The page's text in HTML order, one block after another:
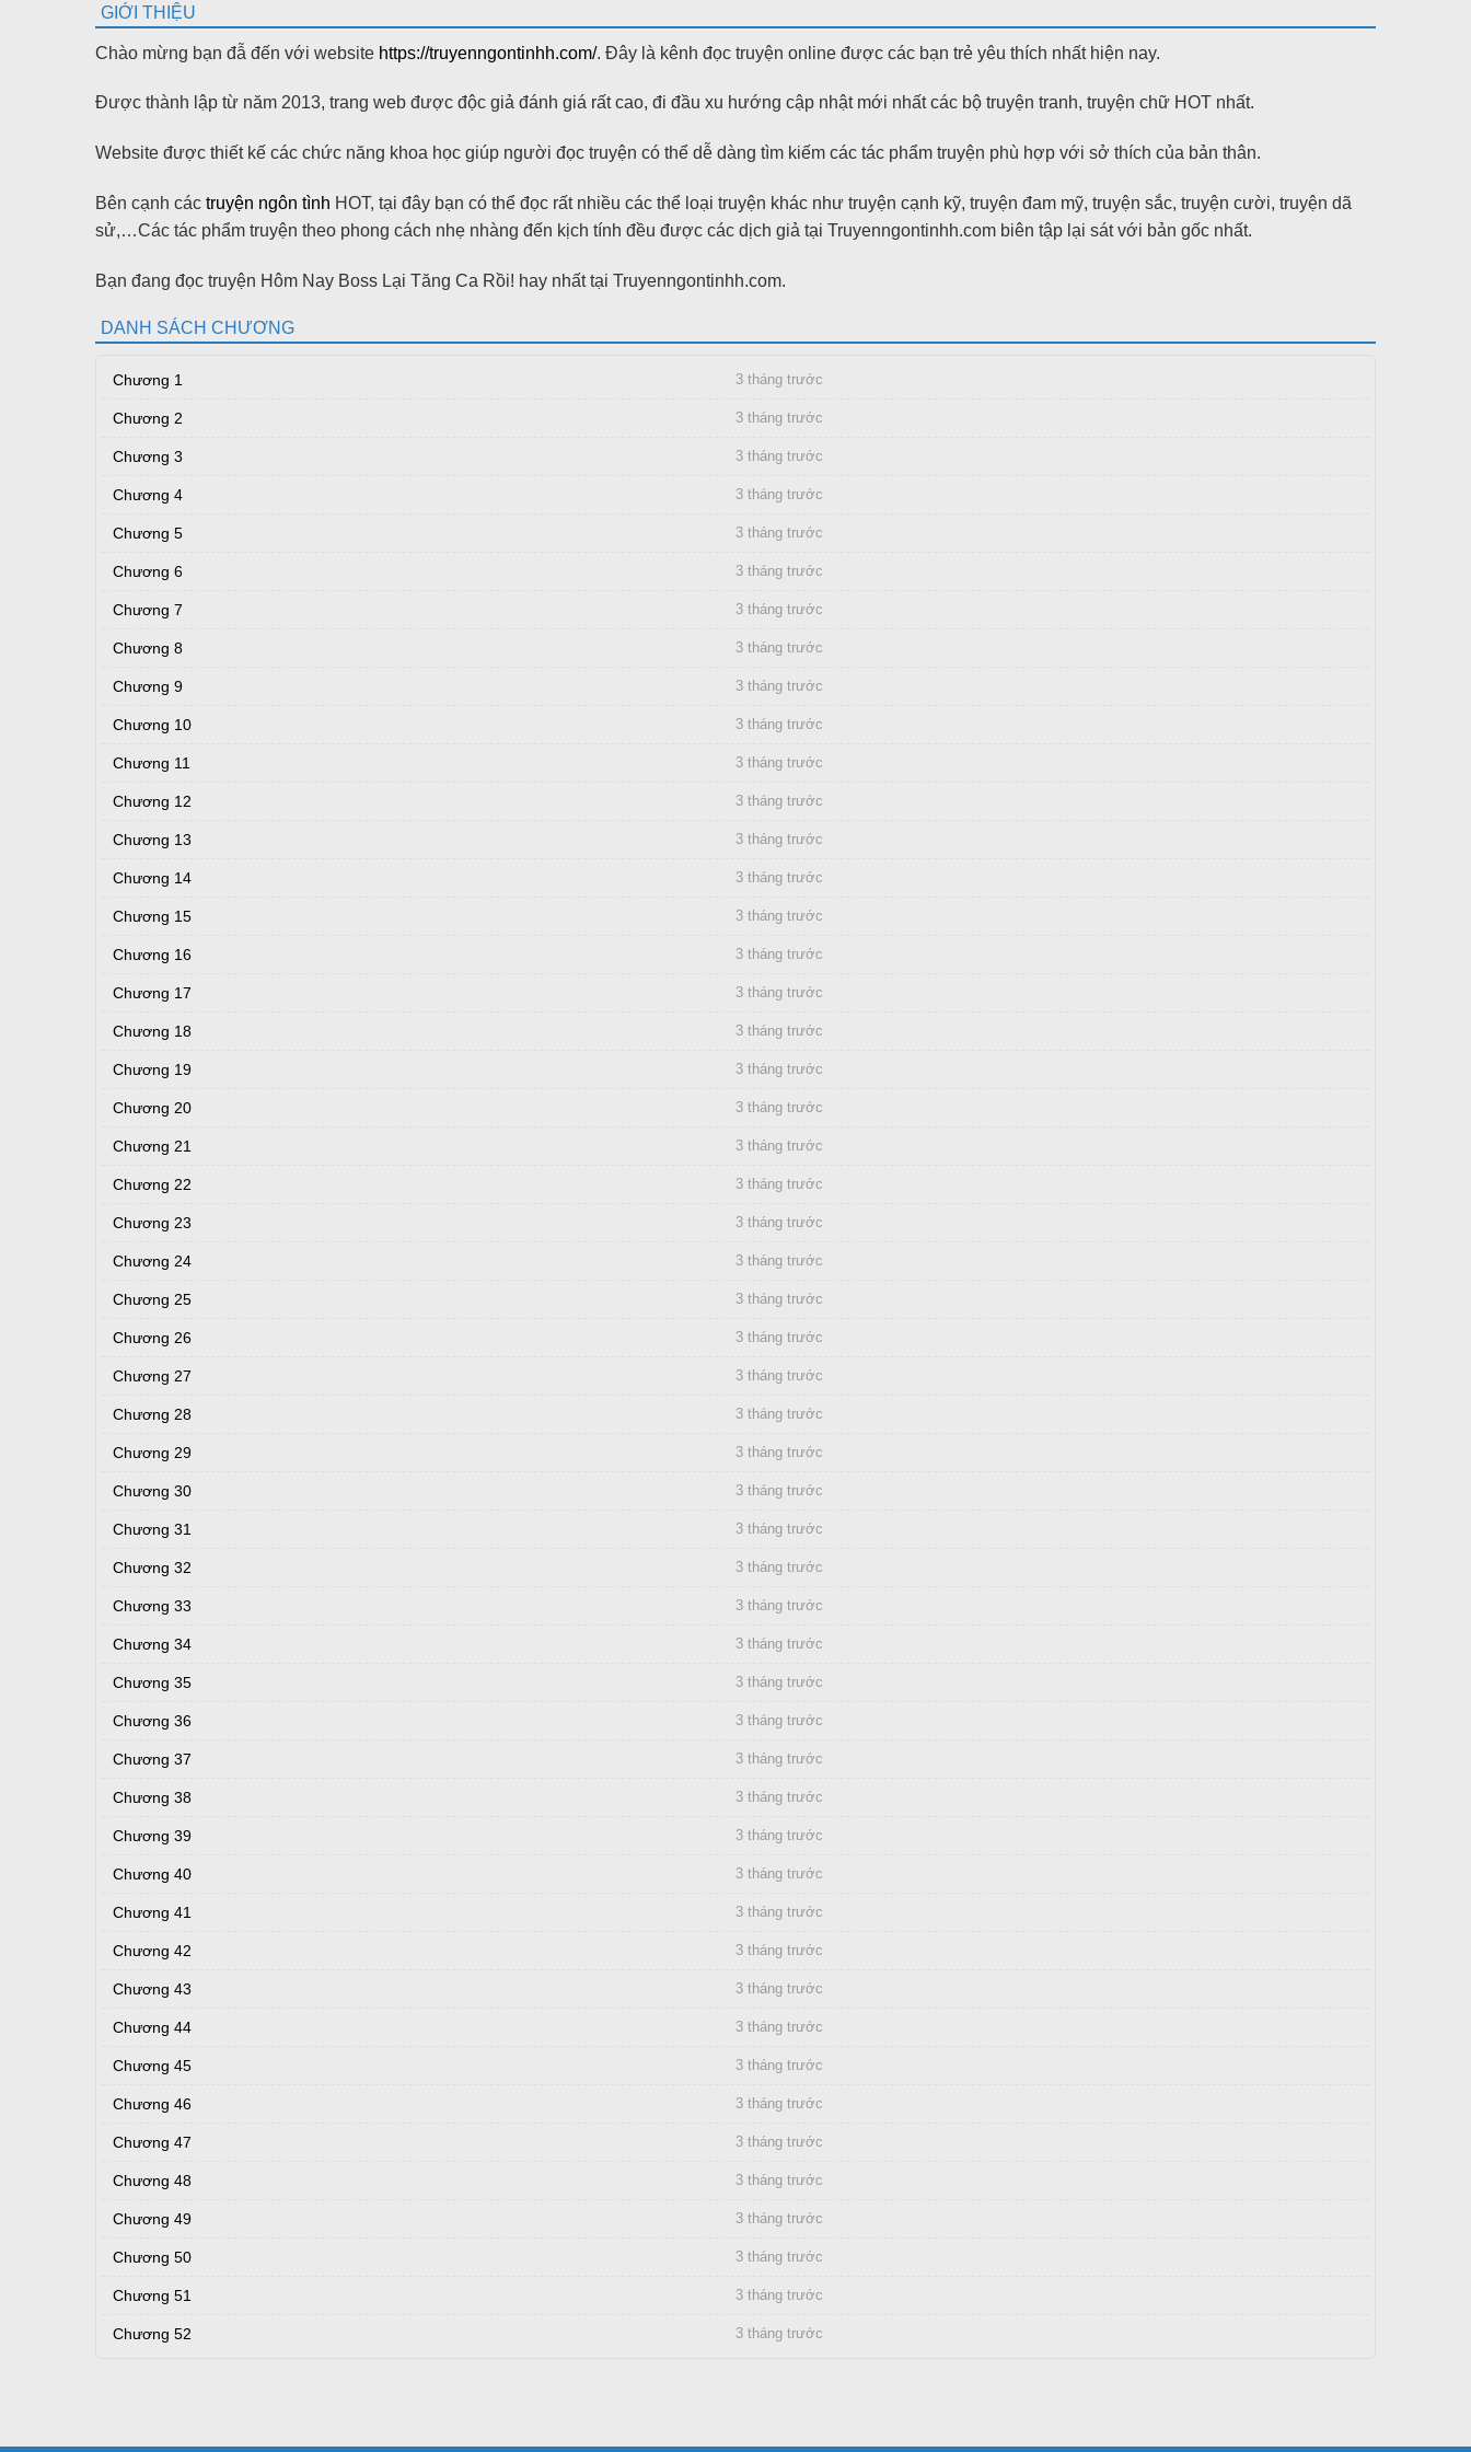
GIỚI THIỆU
Chào mừng bạn đẫ đến với website https://truyenngontinhh.com/. Đây là kênh đọc truyện online được các bạn trẻ yêu thích nhất hiện nay.
Được thành lập từ năm 2013, trang web được độc giả đánh giá rất cao, đi đầu xu hướng cập nhật mới nhất các bộ truyện tranh, truyện chữ HOT nhất.
Website được thiết kế các chức năng khoa học giúp người đọc truyện có thể dễ dàng tìm kiếm các tác phẩm truyện phù hợp với sở thích của bản thân.
Bên cạnh các truyện ngôn tình HOT, tại đây bạn có thể đọc rất nhiều các thể loại truyện khác như truyện cạnh kỹ, truyện đam mỹ, truyện sắc, truyện cười, truyện dã
sử,…Các tác phẩm truyện theo phong cách nhẹ nhàng đến kịch tính đều được các dịch giả tại Truyenngontinhh.com biên tập lại sát với bản gốc nhất.
Bạn đang đọc truyện Hôm Nay Boss Lại Tăng Ca Rồi! hay nhất tại Truyenngontinhh.com.
DANH SÁCH CHƯƠNG
Chương 1 3 tháng trước
Chương 2 3 tháng trước
Chương 3 3 tháng trước
Chương 4 3 tháng trước
Chương 5 3 tháng trước
Chương 6 3 tháng trước
Chương 7 3 tháng trước
Chương 8 3 tháng trước
Chương 9 3 tháng trước
Chương 10 3 tháng trước
Chương 11 3 tháng trước
Chương 12 3 tháng trước
Chương 13 3 tháng trước
Chương 14 3 tháng trước
Chương 15 3 tháng trước
Chương 16 3 tháng trước
Chương 17 3 tháng trước
Chương 18 3 tháng trước
Chương 19 3 tháng trước
Chương 20 3 tháng trước
Chương 21 3 tháng trước
Chương 22 3 tháng trước
Chương 23 3 tháng trước
Chương 24 3 tháng trước
Chương 25 3 tháng trước
Chương 26 3 tháng trước
Chương 27 3 tháng trước
Chương 28 3 tháng trước
Chương 29 3 tháng trước
Chương 30 3 tháng trước
Chương 31 3 tháng trước
Chương 32 3 tháng trước
Chương 33 3 tháng trước
Chương 34 3 tháng trước
Chương 35 3 tháng trước
Chương 36 3 tháng trước
Chương 37 3 tháng trước
Chương 38 3 tháng trước
Chương 39 3 tháng trước
Chương 40 3 tháng trước
Chương 41 3 tháng trước
Chương 42 3 tháng trước
Chương 43 3 tháng trước
Chương 44 3 tháng trước
Chương 45 3 tháng trước
Chương 46 3 tháng trước
Chương 47 3 tháng trước
Chương 48 3 tháng trước
Chương 49 3 tháng trước
Chương 50 3 tháng trước
Chương 51 3 tháng trước
Chương 52 3 tháng trước